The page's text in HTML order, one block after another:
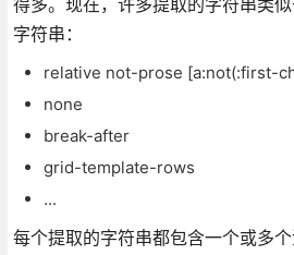
得多。现在，许多提取的字符串类
字符串：
relative not-prose [a:not(:first-
none
break-after
grid-template-rows
...
每个提取的字符串都包含一个或多